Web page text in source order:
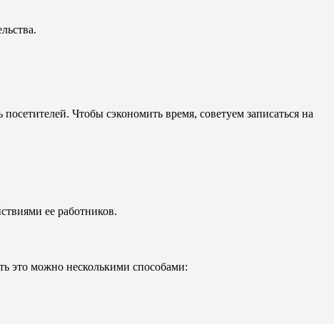
Чтобы сэкономить время, советуем записаться на
ее работников.
это можно несколькими способами: